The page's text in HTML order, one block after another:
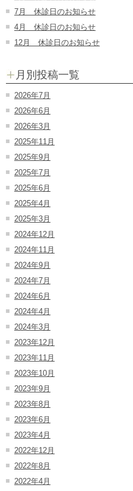
7月 休診日のお知らせ
4月 休診日のお知らせ
12月 休診日のお知らせ
月別投稿一覧
2026年7月
2026年6月
2026年3月
2025年11月
2025年9月
2025年7月
2025年6月
2025年4月
2025年3月
2024年12月
2024年11月
2024年9月
2024年7月
2024年6月
2024年4月
2024年3月
2023年12月
2023年11月
2023年10月
2023年9月
2023年8月
2023年6月
2023年4月
2022年12月
2022年8月
2022年4月